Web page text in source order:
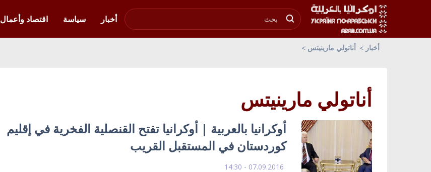
أخبار
سياسة اقتصاد وأعمال
أخبار أناتولي مارينيتس
أناتولي مارينيتس
أوكرانيا بالعربية | أوكرانيا تفتح القنصلية الفخرية في إقليم
كوردستان في المستقبل القريب
07.09.2016 - 14:30